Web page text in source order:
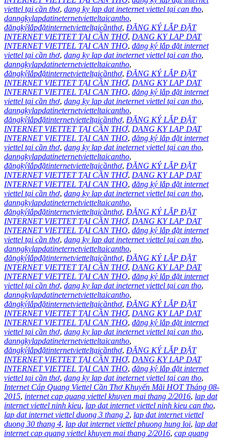
viettel tại cần thơ, dang ky lap dat ineternet viettel tại can tho,
danngkylapdatineternetvietteltaicantho,
đăngkýlắpđặtinternetvietteltạicầnthơ, ĐĂNG KÝ LẮP ĐẶT
INTERNET VIETTET TẠI CẦN THƠ, DANG KY LAP DAT
INTERNET VIETTEL TẠI CAN THO, đăng ký lắp đặt internet
viettel tại cần thơ, dang ky lap dat ineternet viettel tại can tho,
danngkylapdatineternetvietteltaicantho,
đăngkýlắpđặtinternetvietteltạicầnthơ, ĐĂNG KÝ LẮP ĐẶT
INTERNET VIETTET TẠI CẦN THƠ, DANG KY LAP DAT
INTERNET VIETTEL TẠI CAN THO, đăng ký lắp đặt internet
viettel tại cần thơ, dang ky lap dat ineternet viettel tại can tho,
danngkylapdatineternetvietteltaicantho,
đăngkýlắpđặtinternetvietteltạicầnthơ, ĐĂNG KÝ LẮP ĐẶT
INTERNET VIETTET TẠI CẦN THƠ, DANG KY LAP DAT
INTERNET VIETTEL TẠI CAN THO, đăng ký lắp đặt internet
viettel tại cần thơ, dang ky lap dat ineternet viettel tại can tho,
danngkylapdatineternetvietteltaicantho,
đăngkýlắpđặtinternetvietteltạicầnthơ, ĐĂNG KÝ LẮP ĐẶT
INTERNET VIETTET TẠI CẦN THƠ, DANG KY LAP DAT
INTERNET VIETTEL TẠI CAN THO, đăng ký lắp đặt internet
viettel tại cần thơ, dang ky lap dat ineternet viettel tại can tho,
danngkylapdatineternetvietteltaicantho,
đăngkýlắpđặtinternetvietteltạicầnthơ, ĐĂNG KÝ LẮP ĐẶT
INTERNET VIETTET TẠI CẦN THƠ, DANG KY LAP DAT
INTERNET VIETTEL TẠI CAN THO, đăng ký lắp đặt internet
viettel tại cần thơ, dang ky lap dat ineternet viettel tại can tho,
danngkylapdatineternetvietteltaicantho,
đăngkýlắpđặtinternetvietteltạicầnthơ, ĐĂNG KÝ LẮP ĐẶT
INTERNET VIETTET TẠI CẦN THƠ, DANG KY LAP DAT
INTERNET VIETTEL TẠI CAN THO, đăng ký lắp đặt internet
viettel tại cần thơ, dang ky lap dat ineternet viettel tại can tho,
danngkylapdatineternetvietteltaicantho,
đăngkýlắpđặtinternetvietteltạicầnthơ, ĐĂNG KÝ LẮP ĐẶT
INTERNET VIETTET TẠI CẦN THƠ, DANG KY LAP DAT
INTERNET VIETTEL TẠI CAN THO, đăng ký lắp đặt internet
viettel tại cần thơ, dang ky lap dat ineternet viettel tại can tho,
danngkylapdatineternetvietteltaicantho,
đăngkýlắpđặtinternetvietteltạicầnthơ, ĐĂNG KÝ LẮP ĐẶT
INTERNET VIETTET TẠI CẦN THƠ, DANG KY LAP DAT
INTERNET VIETTEL TẠI CAN THO, đăng ký lắp đặt internet
viettel tại cần thơ, dang ky lap dat ineternet viettel tại can tho,
Internet Cáp Quang Viettel Cần Thơ Khuyến Mãi HOT Tháng 08-
2015, internet cap quang viettel khuyen mai thang 2/2016, lap dat
internet viettel ninh kieu, lap dat internet viettel ninh kieu can tho,
lap dat internet viettel duong 3 thang 2, lap dat internet viettel
duong 30 thang 4, lap dat internet viettel phuong hung loi, lap dat
internet cap quang viettel khuyen mai thang 2/2016, cap quang